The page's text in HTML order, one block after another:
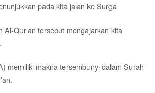
pada kita jalan ke Surga
Al-Qur’an tersebut mengajarkan kita
memiliki makna tersembunyi dalam Surah